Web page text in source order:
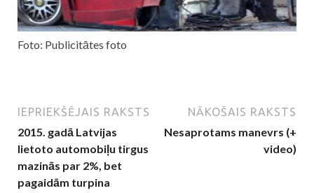
Foto: Publicitātes foto
IEPRIEKŠĒJAIS RAKSTS
2015. gadā Latvijas
lietoto automobiļu tirgus
mazinās par 2%, bet
pagaidām turpina
NĀKOŠAIS RAKSTS
Nesaprotams manevrs (+
video)